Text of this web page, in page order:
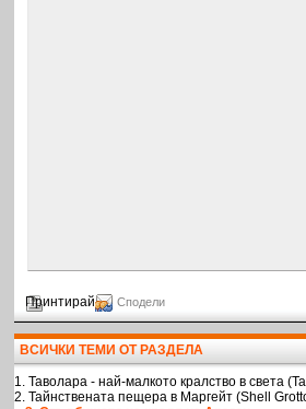
Принтирай Сподели
ВСИЧКИ ТЕМИ ОТ РАЗДЕЛА
1. Таволара - най-малкото кралство в света
2. Тайнствената пещера в Маргейт (Shell